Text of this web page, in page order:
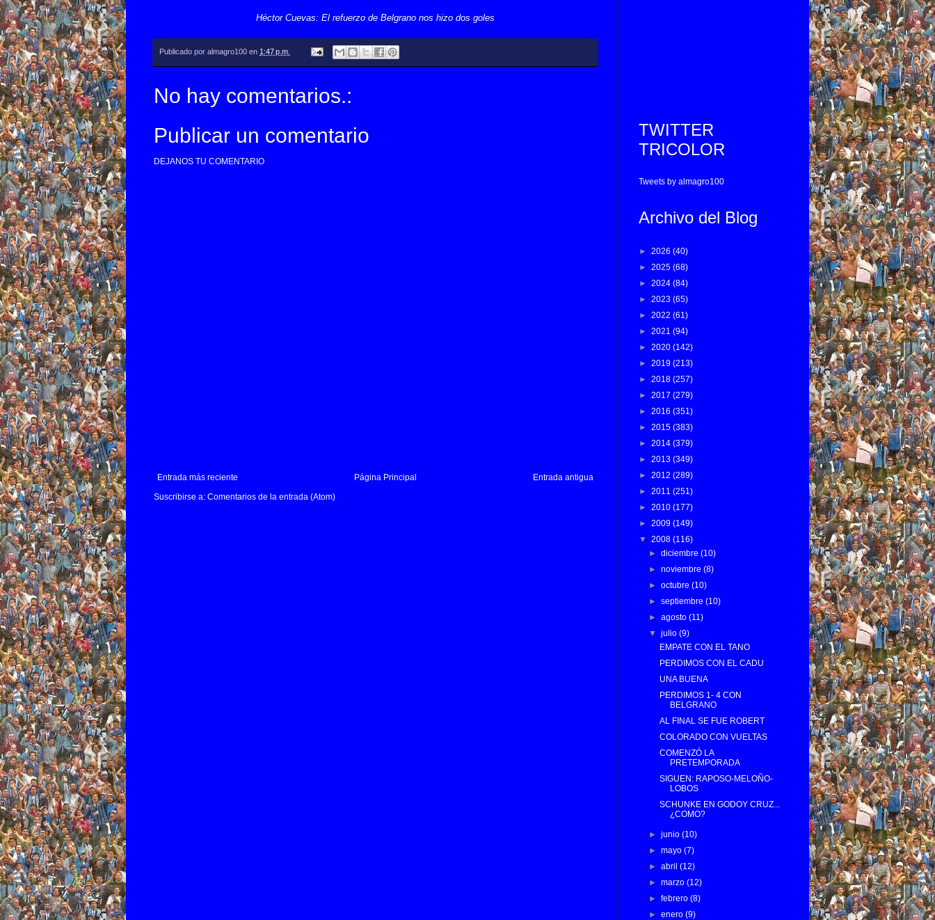
Héctor Cuevas: El refuerzo de Belgrano nos hizo dos goles
Publicado por almagro100 en 1:47 p.m.
No hay comentarios.:
Publicar un comentario
DEJANOS TU COMENTARIO
Entrada más reciente Entrada antigua
Página Principal
Suscribirse a: Comentarios de la entrada (Atom)
TWITTER
TRICOLOR
Tweets by almagro100
Archivo del Blog
► 2026 (40)
► 2025 (68)
► 2024 (84)
► 2023 (65)
► 2022 (61)
► 2021 (94)
► 2020 (142)
► 2019 (213)
► 2018 (257)
► 2017 (279)
► 2016 (351)
► 2015 (383)
► 2014 (379)
► 2013 (349)
► 2012 (289)
► 2011 (251)
► 2010 (177)
► 2009 (149)
▼ 2008 (116)
►diciembre(10)
►noviembre(8)
►octubre(10)
►septiembre(10)
►agosto(11)
▼julio(9)
EMPATE CON EL TANO
PERDIMOS CON EL CADU
UNA BUENA
PERDIMOS 1- 4 CON
BELGRANO
AL FINAL SE FUE ROBERT
COLORADO CON VUELTAS
COMENZÓ LA
PRETEMPORADA
SIGUEN: RAPOSO-MELOÑO-
LOBOS
SCHUNKE EN GODOY CRUZ...
¿COMO?
►junio(10)
►mayo(7)
►abril(12)
►marzo(12)
►febrero(8)
►enero(9)